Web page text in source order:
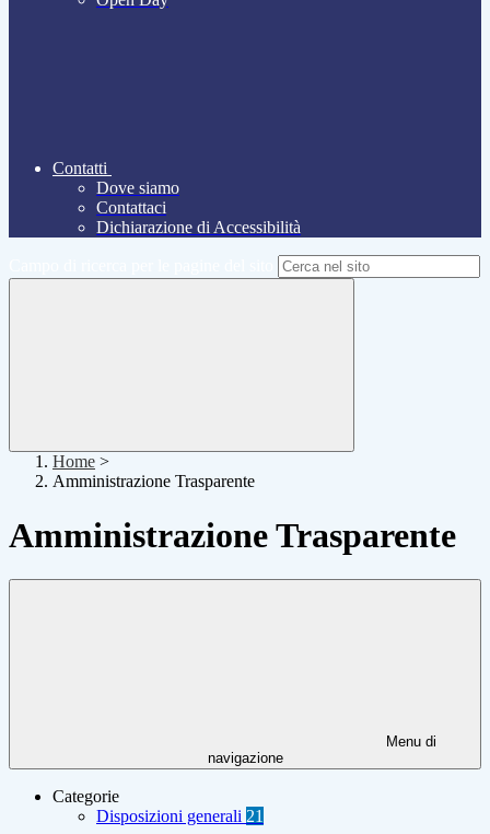
Contatti
Dove siamo
Contattaci
Dichiarazione di Accessibilità
Home >
Amministrazione Trasparente
Amministrazione Trasparente
Menu di
navigazione
Categorie
Disposizioni generali 21